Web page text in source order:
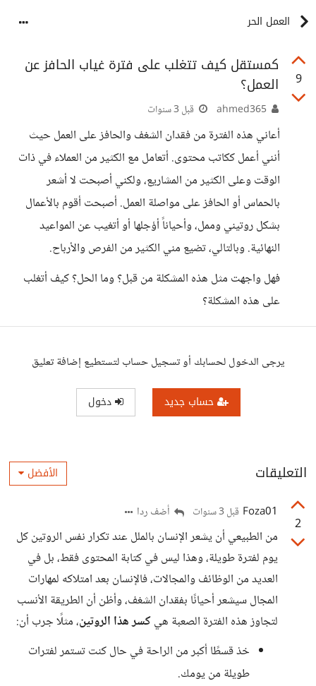
العمل الحر
9
كمستقل كيف تتغلب على فترة غياب الحافز عن
العمل؟
قبل 3 سنوات
أعاني هذه الفترة من فقدان الشغف والحافز على العمل حيث
أنني أعمل ككاتب محتوى. أتعامل مع الكثير من العملاء في ذات
الوقت وعلى الكثير من المشاريع، ولكني أصبحت لا أشعر
بالحماس أو الحافز على مواصلة العمل. أصبحت أقوم بالأعمال
بشكل روتيني وممل، وأحياناً أؤجلها أو أتغيب عن المواعيد
النهائية. وبالتالي، تضيع مني الكثير من الفرص والأرباح.
فهل واجهت مثل هذه المشكلة من قبل؟ وما الحل؟ كيف أتغلب
على هذه المشكلة؟
يرجى الدخول لحسابك أو تسجيل حساب لتستطيع إضافة تعليق
حساب جديد دخول
التعليقات الأفضل
2
Foza01 قبل 3 سنوات أضف ردا
من الطبيعي أن يشعر الإنسان بالملل عند تكرار نفس الروتين كل
يوم لفترة طويلة، وهذا ليس في كتابة المحتوى فقط، بل في
العديد من الوظائف والمجالات، فالإنسان بعد امتلاكه لمهارات
المجال سيشعر أحيانًا بفقدان الشغف، وأظن أن الطريقة الأنسب
لتجاوز هذه الفترة الصعبة هيكسر هذا الروتين، مثلًا جرب أن:
خذ قسطًا أكبر من الراحة في حال كنت تستمر لفترات
طويلة من يومك.